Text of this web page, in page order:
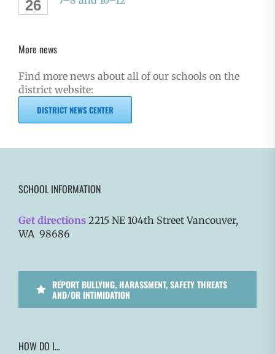
26
More news
Find more news about all of our schools on the
district website:
DISTRICT NEWS CENTER
SCHOOL INFORMATION
Get directions 2215 NE 104th Street Vancouver,
WA 98686
REPORT BULLYING, HARASSMENT, SAFETY THREATS
AND/OR INTIMIDATION
HOW DO I…